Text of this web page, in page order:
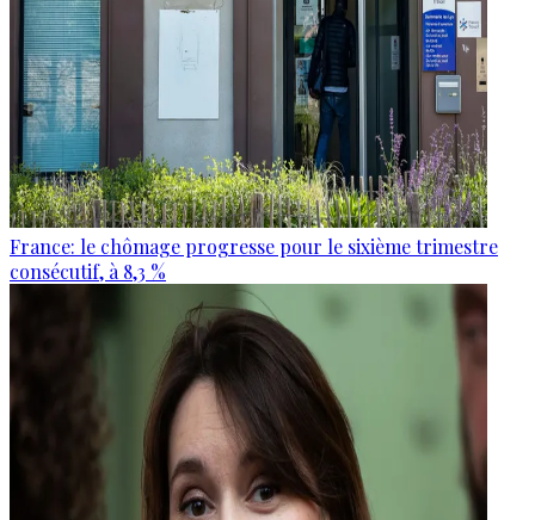
France: le chômage progresse pour le sixième trimestre
consécutif, à 8,3 %